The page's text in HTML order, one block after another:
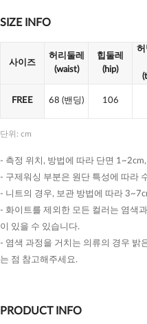
SIZE INFO
사이즈
허리둘레
(waist)
힙둘레
(hip)
허
FREE 68 (밴딩) 106
단위: cm
- 측정 위치, 방법에 따라 단면
- 구제워싱 부분은 원단 특성에 따라
- 니트의 경우, 보관 방법에 따라
- 화이트를 제외한 모든 컬러는 염색
이 있을 수 있습니다.
- 염색 과정을 거치는 의류의 경우 밝
는 점 참고해주세요.
PRODUCT INFO